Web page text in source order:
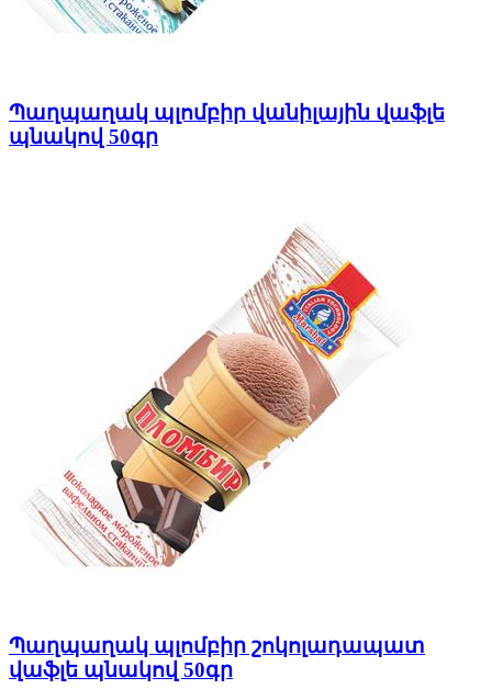
Պաղպաղակ պլոմբիր վանիլային վաֆլե
պնակով 50գր
Պաղպաղակ պլոմբիր շոկոլադապատ
վաֆլե պնակով 50գր